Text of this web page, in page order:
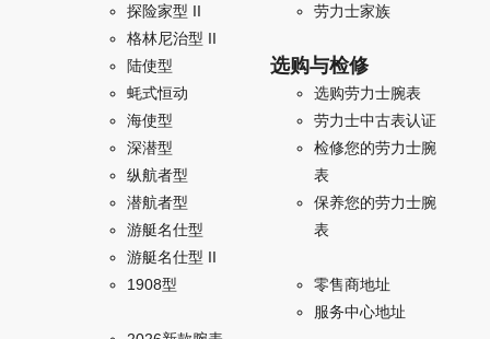
探险家型 II
格林尼治型 II
陆使型
蚝式恒动
海使型
深潜型
纵航者型
潜航者型
游艇名仕型
游艇名仕型 II
1908型
劳力士家族
选购与检修
选购劳力士腕表
劳力士中古表认证
检修您的劳力士腕
表
保养您的劳力士腕
表
零售商地址
服务中心地址